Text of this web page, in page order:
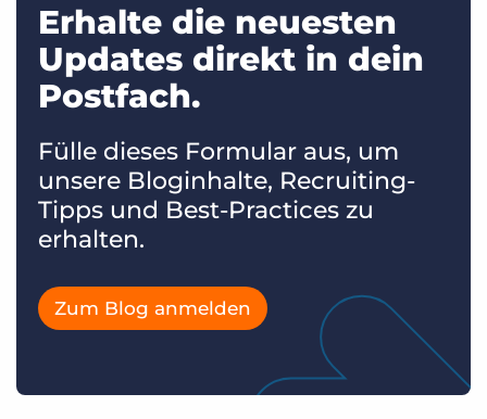
Erhalte die neuesten
Updates direkt in dein
Postfach.
Fülle dieses Formular aus, um
unsere Bloginhalte, Recruiting-
Tipps und Best-Practices zu
erhalten.
Zum Blog anmelden